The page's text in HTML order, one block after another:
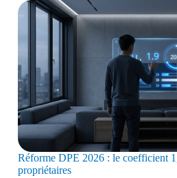
Réforme DPE 2026 : le coefficient
propriétaires